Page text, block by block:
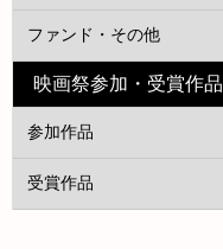
ファンド・その他
映画祭参加・受賞作品
参加作品
受賞作品